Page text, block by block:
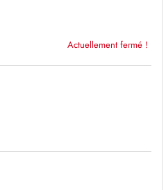
Actuellement fermé !